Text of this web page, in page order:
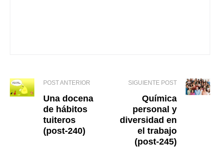
POST ANTERIOR
Una docena
de hábitos
tuiteros
(post-240)
SIGUIENTE POST
Química
personal y
diversidad en
el trabajo
(post-245)